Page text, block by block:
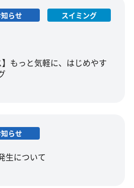
らせ
スイミング
】もっと気軽に、はじめやす
らせ
生について